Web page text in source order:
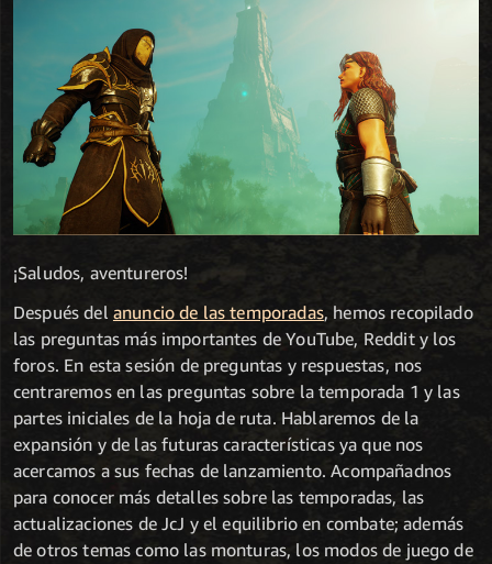
¡Saludos, aventureros!
Después del anuncio de las temporadas, hemos recopilado
las preguntas más importantes de YouTube, Reddit y los
foros. En esta sesión de preguntas y respuestas, nos
centraremos en las preguntas sobre la temporada 1 y las
partes iniciales de la hoja de ruta. Hablaremos de la
expansión y de las futuras características ya que nos
acercamos a sus fechas de lanzamiento. Acompañadnos
para conocer más detalles sobre las temporadas, las
actualizaciones de JcJ y el equilibrio en combate; además
de otros temas como las monturas, los modos de juego de